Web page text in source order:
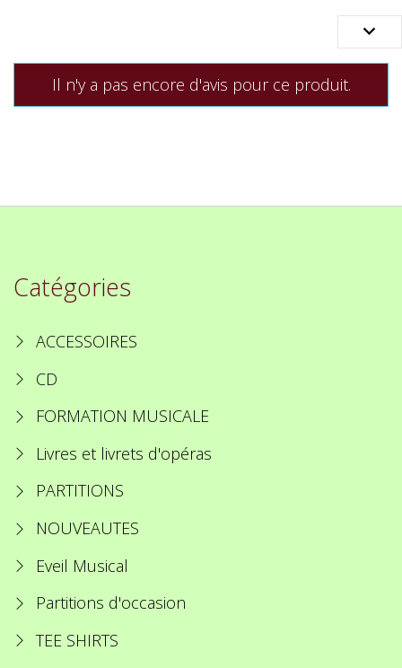

Il n'y a pas encore d'avis pour ce produit.
Catégories
ACCESSOIRES
CD
FORMATION MUSICALE
Livres et livrets d'opéras
PARTITIONS
NOUVEAUTES
Eveil Musical
Partitions d'occasion
TEE SHIRTS